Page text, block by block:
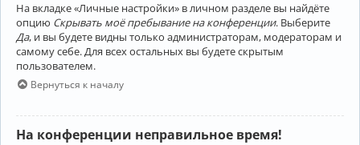
На вкладке «Личные настройки» в личном разделе вы найдёте
опцию Скрывать моё пребывание на конференции. Выберите
Да, и вы будете видны только администраторам, модераторам и
самому себе. Для всех остальных вы будете скрытым
пользователем.
Вернуться к началу
На конференции неправильное время!